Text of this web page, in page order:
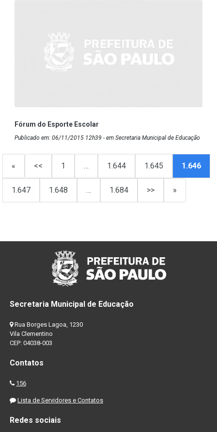
Fórum do Esporte Escolar
Publicado em: 06/11/2015 12h39 - em Secretaria Municipal de Educação
« << 1 … 1.644 1.645 1.646
1.647 1.648 … 1.684 >> »
Secretaria Municipal de Educação
Rua Borges Lagoa, 1230
Vila Clementino
CEP: 04038-003
Contatos
156
Lista de Servidores e Contatos
Redes sociais